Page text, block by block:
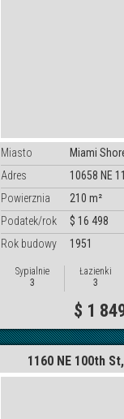
Miasto
Miami
Adres
10658 NE
Powierznia
210 m²
Podatek/rok
$ 16 498
Rok budowy
1951
Sypialnie
3
Łazienki
3
$ 1
1160 NE 100th